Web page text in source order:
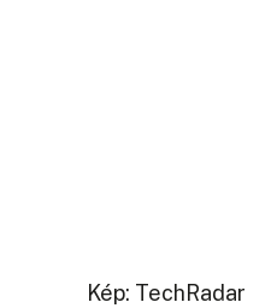
Kép: TechRadar